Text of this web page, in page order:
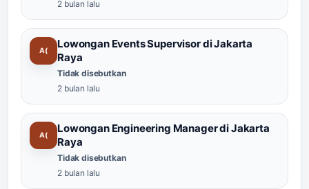
2 bulan lalu
A(
Lowongan Events Supervisor di Jakarta
Raya
Tidak disebutkan
2 bulan lalu
A(
Lowongan Engineering Manager di Jakarta
Raya
Tidak disebutkan
2 bulan lalu